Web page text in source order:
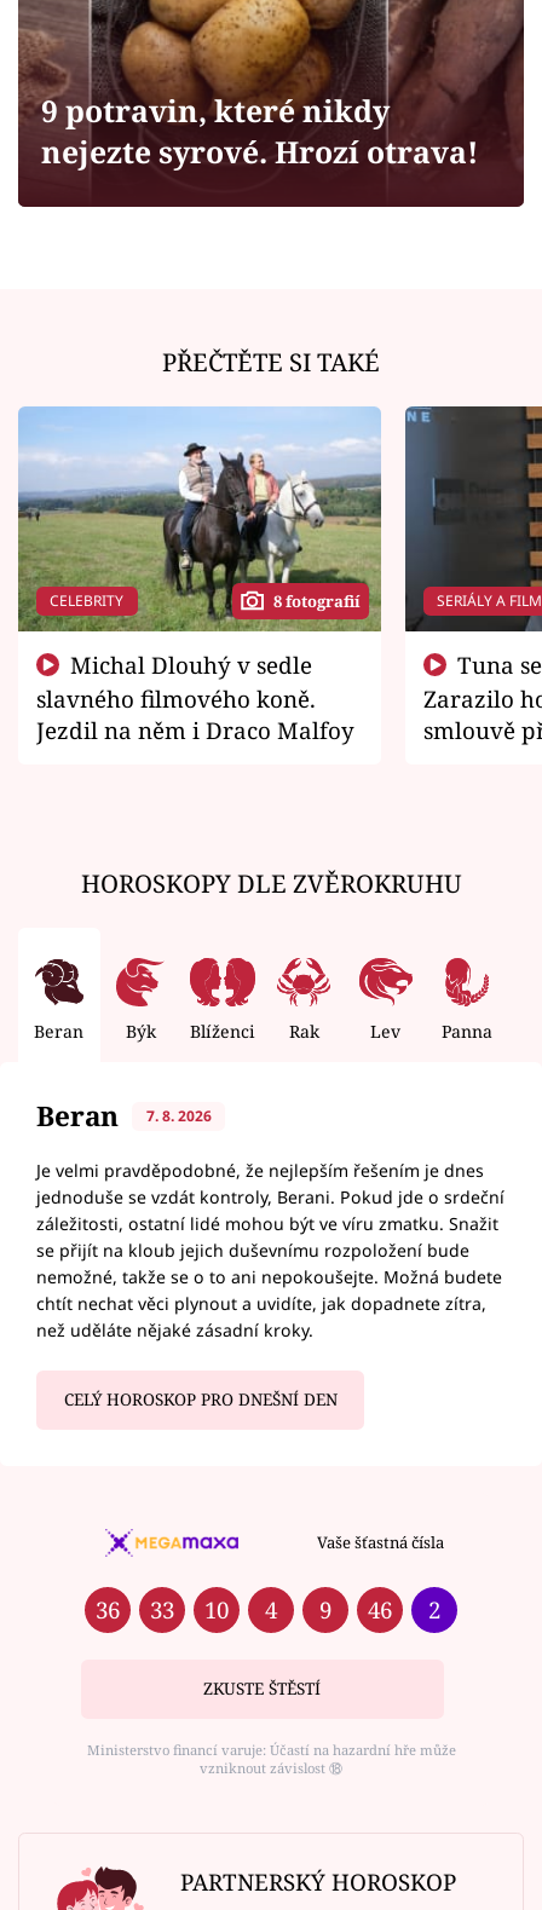
Sledujte prima+
Filmový festival Karlovy Vary
Sledujte nás
9 potravin, které nikdy
nejezte syrové. Hrozí otrava!
PŘEČTĚTE SI TAKÉ
CELEBRITY 8 fotografií
slavného filmového koně.
Jezdil na něm i Draco Malfoy
SERIÁLY A
Zarazilo
smlouvě
HOROSKOPY DLE ZVĚROKRUHU
Beran Býk Blíženci Rak Lev Panna
Beran 7. 8. 2026
Je velmi pravděpodobné, že nejlepším řešením je dnes
jednoduše se vzdát kontroly, Berani. Pokud jde o srdeční
záležitosti, ostatní lidé mohou být ve víru zmatku. Snažit
se přijít na kloub jejich duševnímu rozpoložení bude
nemožné, takže se o to ani nepokoušejte. Možná budete
chtít nechat věci plynout a uvidíte, jak dopadnete zítra,
než uděláte nějaké zásadní kroky.
CELÝ HOROSKOP PRO DNEŠNÍ DEN
Vaše šťastná čísla
36 33 10 4 9 46 2
ZKUSTE ŠTĚSTÍ
Ministerstvo financí varuje: Účastí na hazardní hře může
vzniknout závislost ⑱
PARTNERSKÝ HOROSKOP